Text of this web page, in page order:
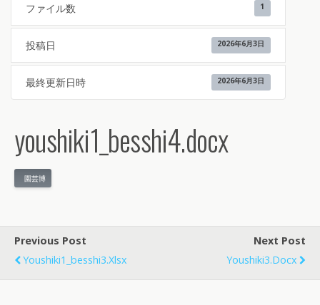
ファイル数 1
投稿日 2026年6月3日
最終更新日時 2026年6月3日
youshiki1_besshi4.docx
園芸博
Previous Post
Youshiki1_besshi3.xlsx
Next Post
Youshiki3.docx